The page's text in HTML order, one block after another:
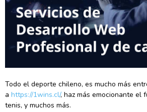
Todo el deporte chileno, es mucho más
a https://1wins.cl/, haz más emocionante el
tenis, y muchos más.